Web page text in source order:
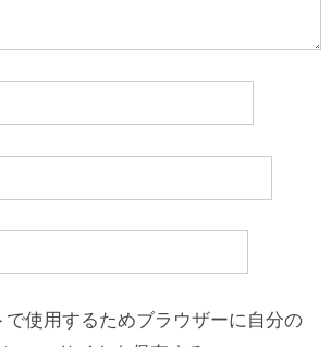
で使用するためブラウザーに自分の